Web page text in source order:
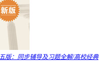
版：同步辅导及习题全解/高校经典